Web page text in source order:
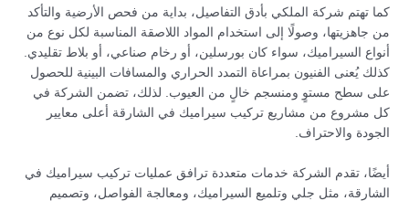
كما تهتم شركة الملكي بأدق التفاصيل، بداية من فحص الأرضية والتأكد
من جاهزيتها، وصولًا إلى استخدام المواد اللاصقة المناسبة لكل نوع من
أنواع السيراميك، سواء كان بورسلين، أو رخام صناعي، أو بلاط تقليدي.
كذلك يُعنى الفنيون بمراعاة التمدد الحراري والمسافات البينية للحصول
على سطح مستوٍ ومنسجم خالٍ من العيوب. لذلك، تضمن الشركة في
كل مشروع من مشاريع تركيب سيراميك في الشارقة أعلى معايير
الجودة والاحتراف.
أيضًا، تقدم الشركة خدمات متعددة ترافق عمليات تركيب سيراميك في
الشارقة، مثل جلي وتلميع السيراميك، ومعالجة الفواصل، وتصميم